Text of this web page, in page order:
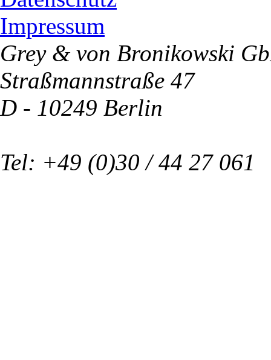
Impressum
Grey & von Bronikowski
Straßmannstraße 47
D - 10249 Berlin
Tel: +49 (0)30 / 44 27 061